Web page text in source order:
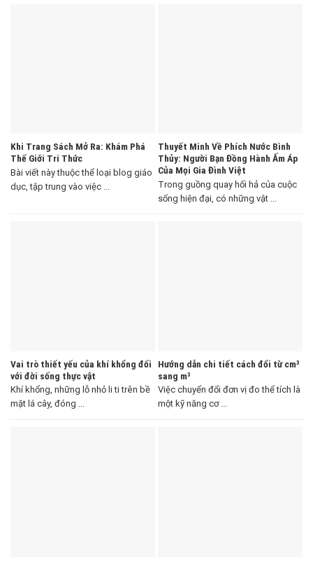
Khi Trang Sách Mở Ra: Khám Phá
Thế Giới Tri Thức
Bài viết này thuộc thể loại blog giáo
dục, tập trung vào việc ...
Thuyết Minh Về Phích Nước Bình
Thủy: Người Bạn Đồng Hành Ấm Áp
Của Mọi Gia Đình Việt
Trong guồng quay hối hả của cuộc
sống hiện đại, có những vật ...
Vai trò thiết yếu của khí khổng đối
với đời sống thực vật
Khí khổng, những lỗ nhỏ li ti trên bề
mặt lá cây, đóng ...
Hướng dẫn chi tiết cách đổi từ cm³
sang m³
Việc chuyển đổi đơn vị đo thể tích là
một kỹ năng cơ ...